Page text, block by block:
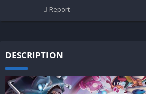
Report
DESCRIPTION